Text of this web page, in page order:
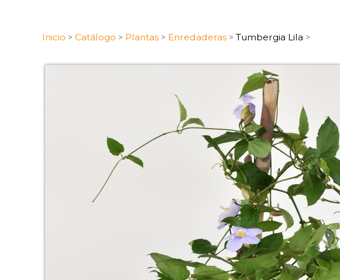
Inicio > Catálogo > Plantas > Enredaderas > Tumbergia Lila >